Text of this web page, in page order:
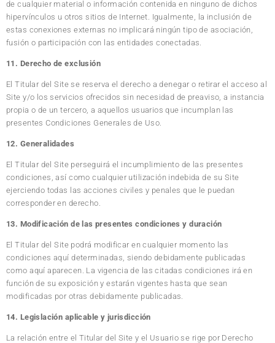
de cualquier material o información contenida en ninguno de dichos
hipervínculos u otros sitios de Internet. Igualmente, la inclusión de
estas conexiones externas no implicará ningún tipo de asociación,
fusión o participación con las entidades conectadas.
11. Derecho de exclusión
El Titular del Site se reserva el derecho a denegar o retirar el acceso al
Site y/o los servicios ofrecidos sin necesidad de preaviso, a instancia
propia o de un tercero, a aquellos usuarios que incumplan las
presentes Condiciones Generales de Uso.
12. Generalidades
El Titular del Site perseguirá el incumplimiento de las presentes
condiciones, así como cualquier utilización indebida de su Site
ejerciendo todas las acciones civiles y penales que le puedan
corresponder en derecho.
13. Modificación de las presentes condiciones y duración
El Titular del Site podrá modificar en cualquier momento las
condiciones aquí determinadas, siendo debidamente publicadas
como aquí aparecen. La vigencia de las citadas condiciones irá en
función de su exposición y estarán vigentes hasta que sean
modificadas por otras debidamente publicadas.
14. Legislación aplicable y jurisdicción
La relación entre el Titular del Site y el Usuario se rige por Derecho